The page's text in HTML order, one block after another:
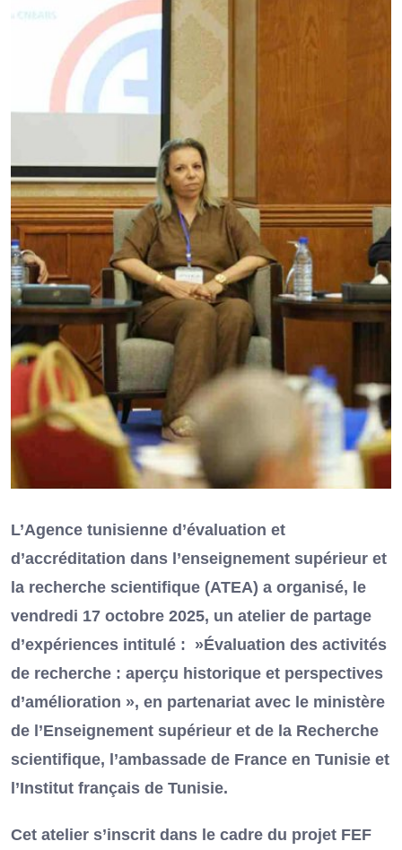
L’Agence tunisienne d’évaluation et
d’accréditation dans l’enseignement supérieur et
la recherche scientifique (ATEA) a organisé, le
vendredi 17 octobre 2025, un atelier de partage
d’expériences intitulé : »Évaluation des activités
de recherche : aperçu historique et perspectives
d’amélioration », en partenariat avec le ministère
de l’Enseignement supérieur et de la Recherche
scientifique, l’ambassade de France en Tunisie et
l’Institut français de Tunisie.
Cet atelier s’inscrit dans le cadre du projet FEF